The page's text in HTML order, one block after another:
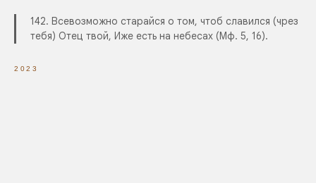
142. Всевозможно старайся о том, чтоб славился (чрез
тебя) Отец твой, Иже есть на небесах (Мф. 5, 16).
2023